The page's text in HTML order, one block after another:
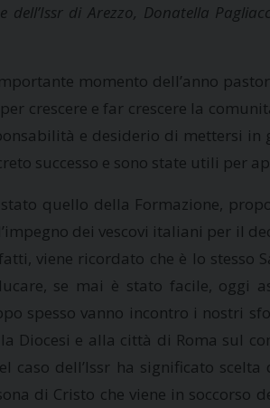
di Arezzo, Donatella
momento dell’anno
crescere e far crescere la
e desiderio di mettersi in
successo e sono state utili per
quello della Formazione,
dei vescovi italiani per il
viene ricordato che è lo
se mai è stato facile,
spesso vanno incontro i
Diocesi e alla città di Roma sul
caso dell’Issr ha significato
di Cristo che viene in